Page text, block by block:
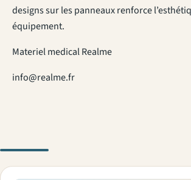
designs sur les panneaux renforce
équipement.
Materiel medical Realme
info@realme.fr